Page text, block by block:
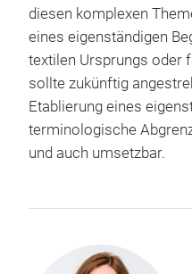
diesen komplexen
eines eigenständigen
textilen Ursprungs oder
sollte zukünftig
Etablierung eines
terminologische
und auch umsetzbar.